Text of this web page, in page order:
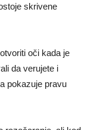
skrivene
oči kada je
da verujete i
pokazuje pravu